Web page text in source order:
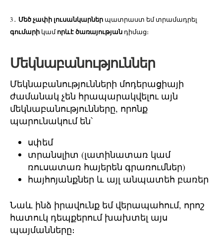
3․ Մեծ չափի լուսանկարներ պատրաստ եմ տրամադրել
գումարի կամորևէ ծառայության դիմաց։
Մեկնաբանություններ
Մեկնաբանությունների մոդերացիայի
ժամանակ չեն հրապարակվելու այն
մեկնաբանությունները, որոնք
պարունակում են՝
սփեմ
տրանսլիտ (լատինատառ կամ
ռուսատառ հայերեն գրառումներ)
հայհոյանքներ և այլ անպատեհ բառեր
Նաև ինձ իրավունք եմ վերապահում, որոշ
հատուկ դեպքերում խախտել այս
պայմանները։